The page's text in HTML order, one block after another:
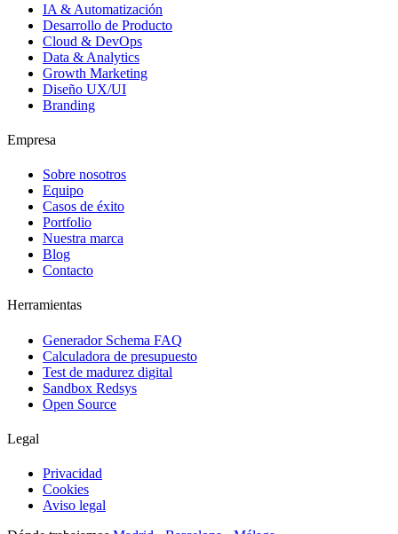
IA & Automatización
Desarrollo de Producto
Cloud & DevOps
Data & Analytics
Growth Marketing
Diseño UX/UI
Branding
Empresa
Sobre nosotros
Equipo
Casos de éxito
Portfolio
Nuestra marca
Blog
Contacto
Herramientas
Generador Schema FAQ
Calculadora de presupuesto
Test de madurez digital
Sandbox Redsys
Open Source
Legal
Privacidad
Cookies
Aviso legal